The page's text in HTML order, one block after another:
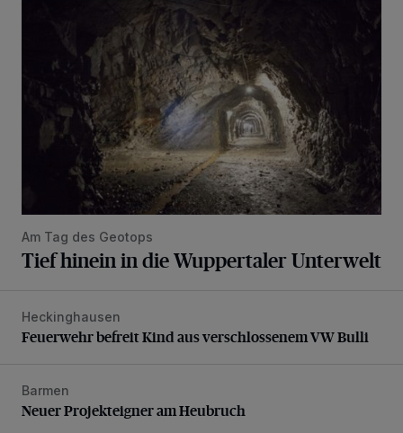
Am Tag des Geotops
Tief hinein in die Wuppertaler Unterwelt
Feuerwehr befreit Kind aus verschlossenem VW Bulli
Heckinghausen
Feuerwehr befreit Kind aus verschlossenem VW Bulli
Neuer Projekteigner am Heubruch
Barmen
Neuer Projekteigner am Heubruch